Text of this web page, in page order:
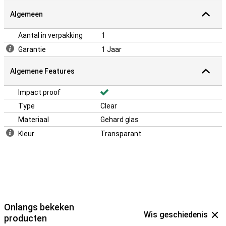
Algemeen
Aantal in verpakking
1
Garantie
1 Jaar
Algemene Features
Impact proof
Type
Clear
Materiaal
Gehard glas
Kleur
Transparant
Onlangs bekeken
producten
Wis geschiedenis